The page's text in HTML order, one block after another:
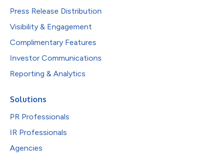
Press Release Distribution
Visibility & Engagement
Complimentary Features
Investor Communications
Reporting & Analytics
Solutions
PR Professionals
IR Professionals
Agencies